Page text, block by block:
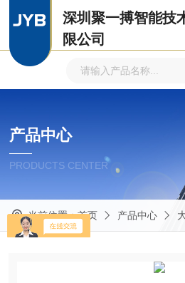
深圳聚一搏智能技
限公司
产品中心
PRODUCTS CENTER
当前位置：首页 产品中心